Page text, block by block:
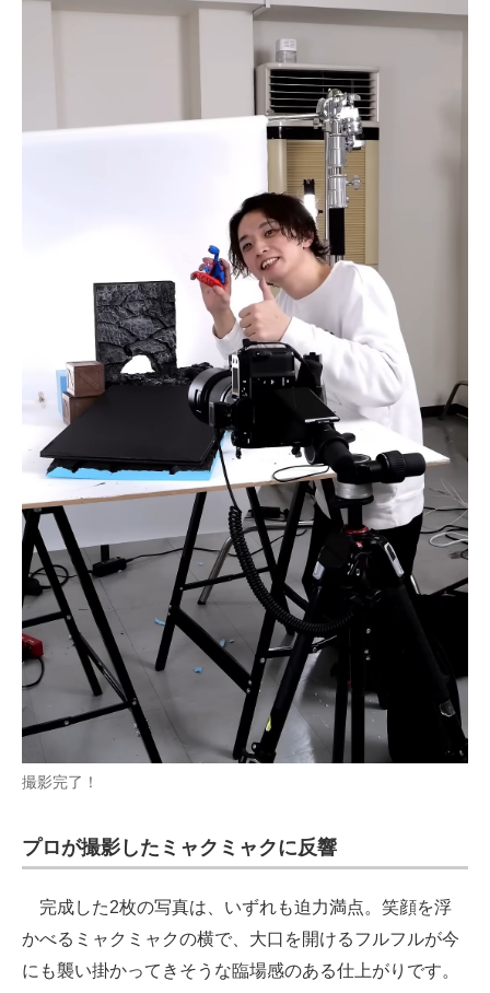
撮影完了！
プロが撮影したミャクミャクに反響
完成した2枚の写真は、いずれも迫力満点。笑顔を浮
かべるミャクミャクの横で、大口を開けるフルフルが今
にも襲い掛かってきそうな臨場感のある仕上がりです。